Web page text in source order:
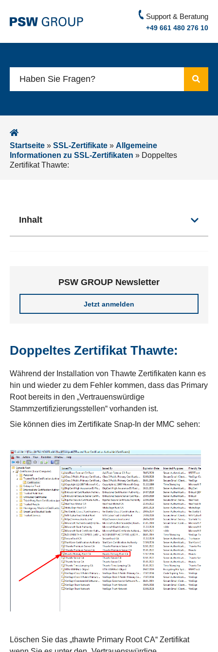
Support & Beratung
+49 661 480 276 10
Startseite » SSL-Zertifikate » Allgemeine
Informationen zu SSL-Zertifikaten » Doppeltes
Zertifikat Thawte:
Inhalt
PSW GROUP Newsletter
Jetzt anmelden
Doppeltes Zertifikat Thawte:
Während der Installation von Thawte Zertifikaten kann es
hin und wieder zu dem Fehler kommen, dass das Primary
Root bereits in den „Vertrauenswürdige
Stammzertifizierungsstellen“ vorhanden ist.
Sie können dies im Zertifikate Snap-In der MMC sehen:
Löschen Sie das „thawte Primary Root CA“ Zertifikat